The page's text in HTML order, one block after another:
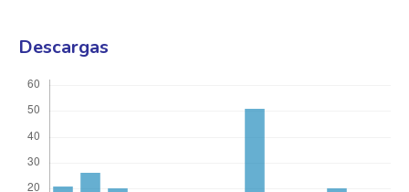
Descargas